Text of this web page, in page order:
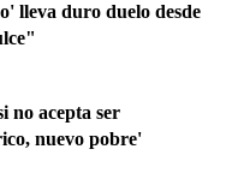
lleva duro duelo desde
no acepta ser
nuevo pobre'